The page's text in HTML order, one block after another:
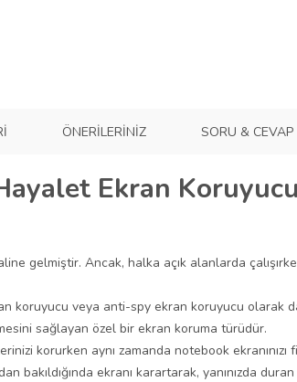
ÖNERILERINIZ SORU & CEVAP
Ekran
gelmiştir. Ancak, halka açık alanlarda
veya anti-spy ekran koruyucu olarak
sağlayan özel bir ekran koruma türüdür.
korurken aynı zamanda notebook
bakıldığında ekranı karartarak, yanınızda